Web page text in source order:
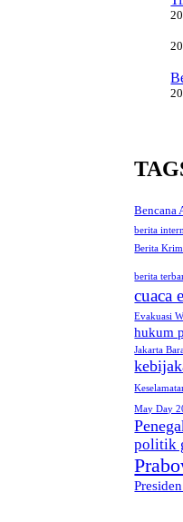
Bencana
berita
Berita
berita
cuaca
Evakuasi
hukum
Jakarta
May Day
politik